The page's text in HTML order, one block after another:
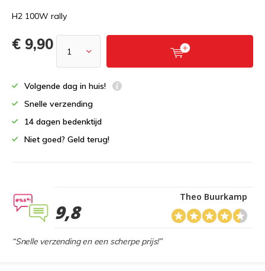
H2 100W rally
€ 9,90
Volgende dag in huis!
Snelle verzending
14 dagen bedenktijd
Niet goed? Geld terug!
9,8
Theo Buurkamp
“Snelle verzending en een scherpe prijs!”